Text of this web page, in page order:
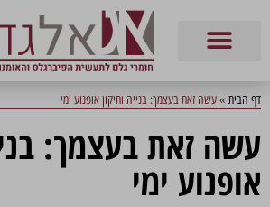
דף הבית »עשה זאת בעצמך: בנייה ותיקון אופנוע ימי
עשה זאת בעצמך:
אופנוע ימי